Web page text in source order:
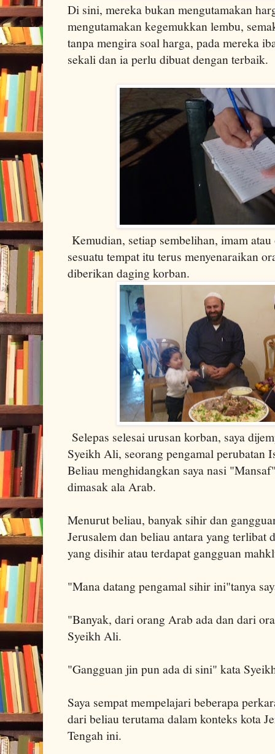
Di sini, mereka bukan mengutamakan
mengutamakan kegemukkan lembu,
tanpa mengira soal harga, pada mereka
sekali dan ia perlu dibuat dengan terbaik.
Kemudian, setiap sembelihan, imam
sesuatu tempat itu terus menyenaraikan
diberikan daging korban.
Selepas selesai urusan korban, saya
Syeikh Ali, seorang pengamal perubatan
Beliau menghidangkan saya nasi
dimasak ala Arab.
Menurut beliau, banyak sihir dan
Jerusalem dan beliau antara yang terlibat
yang disihir atau terdapat gangguan
"Mana datang pengamal sihir ini"tanya
"Banyak, dari orang Arab ada dan dari
Syeikh Ali.
"Gangguan jin pun ada di sini" kata
Saya sempat mempelajari beberapa
dari beliau terutama dalam konteks kota
Tengah ini.